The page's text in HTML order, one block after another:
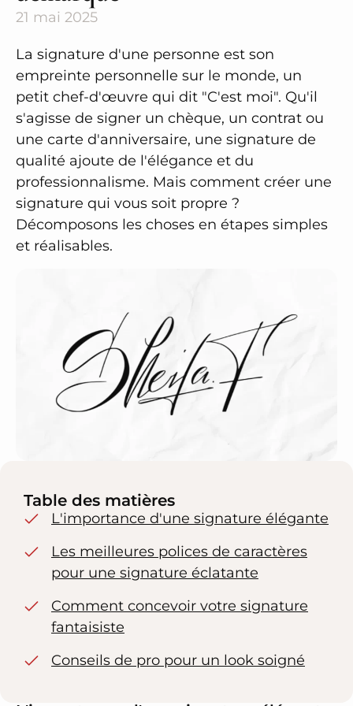
21 mai 2025
La signature d'une personne est son
empreinte personnelle sur le monde, un
petit chef-d'œuvre qui dit "C'est moi". Qu'il
s'agisse de signer un chèque, un contrat ou
une carte d'anniversaire, une signature de
qualité ajoute de l'élégance et du
professionnalisme. Mais comment créer une
signature qui vous soit propre ?
Décomposons les choses en étapes simples
et réalisables.
Table des matières
L'importance d'une signature élégante
Les meilleures polices de caractères
pour une signature éclatante
Comment concevoir votre signature
fantaisiste
Conseils de pro pour un look soigné